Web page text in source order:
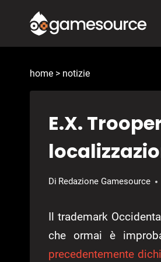
contenuto
home > notizie
E.X.
Di Redazione Gamesource
Il trademark
che ormai è
precedentemente